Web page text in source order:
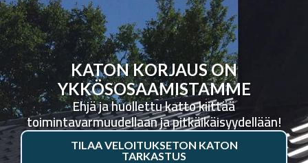
KATON KORJAUS ON
YKKÖSOSAAMISTAMME
Ehjä ja huollettu katto kiittää
toimintavarmuudellaan ja pitkäikäisyydellään!
TILAA VELOITUKSETON KATON
TARKASTUS